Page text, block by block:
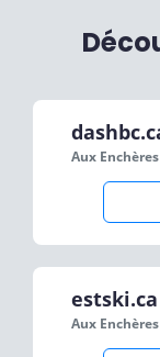
Aux Enchères
estski.ca
Aux Enchères